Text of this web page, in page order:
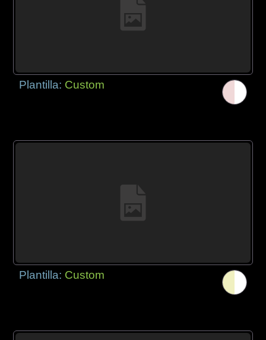
Plantilla: Custom
Plantilla: Custom